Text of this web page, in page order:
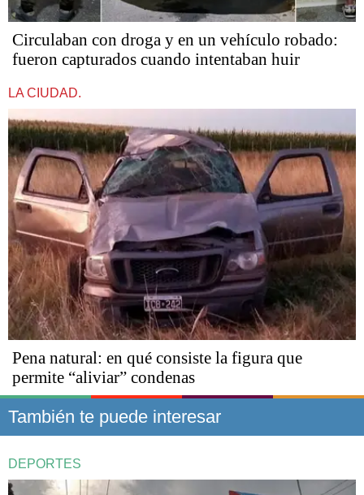
Circulaban con droga y en un vehículo robado:
fueron capturados cuando intentaban huir
LA CIUDAD.
Pena natural: en qué consiste la figura que
permite “aliviar” condenas
También te puede interesar
DEPORTES